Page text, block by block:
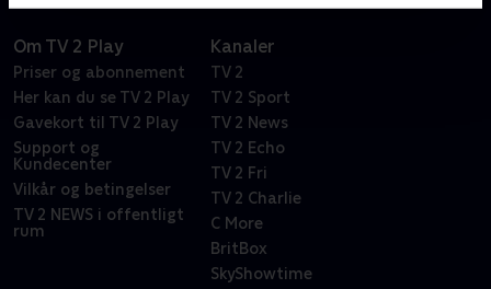
Om TV 2 Play
Priser og abonnement
Her kan du se TV 2 Play
Gavekort til TV 2 Play
Support og
Kundecenter
Vilkår og betingelser
TV 2 NEWS i offentligt
rum
Kanaler
TV 2
TV 2 Sport
TV 2 News
TV 2 Echo
TV 2 Fri
TV 2 Charlie
C More
BritBox
SkyShowtime